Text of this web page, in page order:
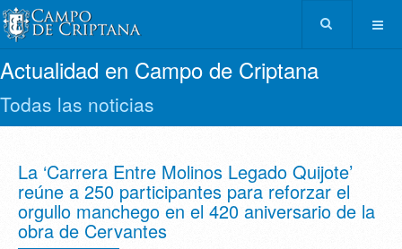
Actualidad en Campo de Criptana
Todas las noticias
La ‘Carrera Entre Molinos Legado Quijote’
reúne a 250 participantes para reforzar el
orgullo manchego en el 420 aniversario de la
obra de Cervantes